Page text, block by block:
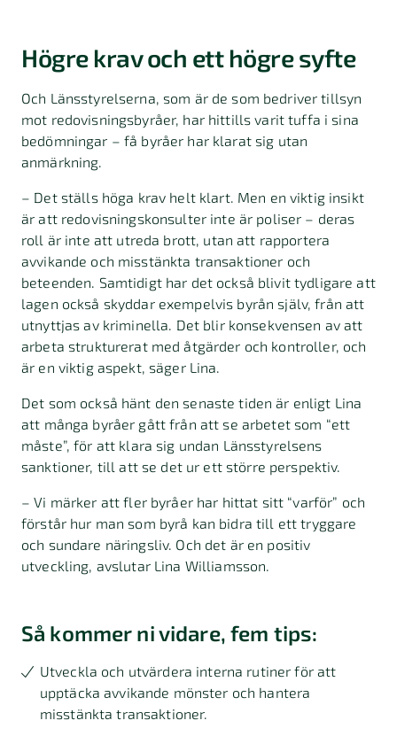
Högre krav och ett högre syfte
Och Länsstyrelserna, som är de som bedriver tillsyn
mot redovisningsbyråer, har hittills varit tuffa i sina
bedömningar – få byråer har klarat sig utan
anmärkning.
– Det ställs höga krav helt klart. Men en viktig insikt
är att redovisningskonsulter inte är poliser – deras
roll är inte att utreda brott, utan att rapportera
avvikande och misstänkta transaktioner och
beteenden. Samtidigt har det också blivit tydligare att
lagen också skyddar exempelvis byrån själv, från att
utnyttjas av kriminella. Det blir konsekvensen av att
arbeta strukturerat med åtgärder och kontroller, och
är en viktig aspekt, säger Lina.
Det som också hänt den senaste tiden är enligt Lina
att många byråer gått från att se arbetet som “ett
måste”, för att klara sig undan Länsstyrelsens
sanktioner, till att se det ur ett större perspektiv.
– Vi märker att fler byråer har hittat sitt “varför” och
förstår hur man som byrå kan bidra till ett tryggare
och sundare näringsliv. Och det är en positiv
utveckling, avslutar Lina Williamsson.
Så kommer ni vidare, fem tips:
Utveckla och utvärdera interna rutiner för att
upptäcka avvikande mönster och hantera
misstänkta transaktioner.